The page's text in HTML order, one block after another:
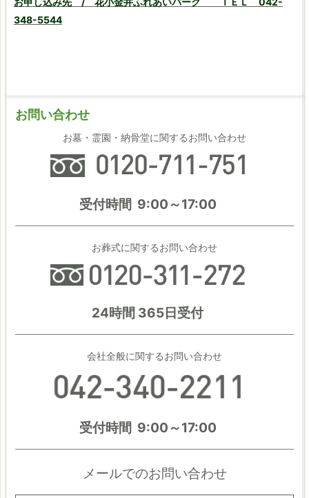
348-5544
お問い合わせ
お墓・霊園・納骨堂に関するお問い合わせ
受付時間 9:00～17:00
お葬式に関するお問い合わせ
24時間 365日受付
会社全般に関するお問い合わせ
受付時間 9:00～17:00
メールでのお問い合わせ